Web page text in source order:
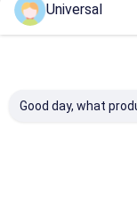
Universal
Good day, what